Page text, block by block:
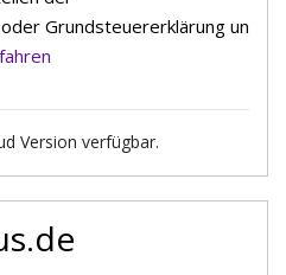
Grundsteuererklärung un
Version verfügbar.